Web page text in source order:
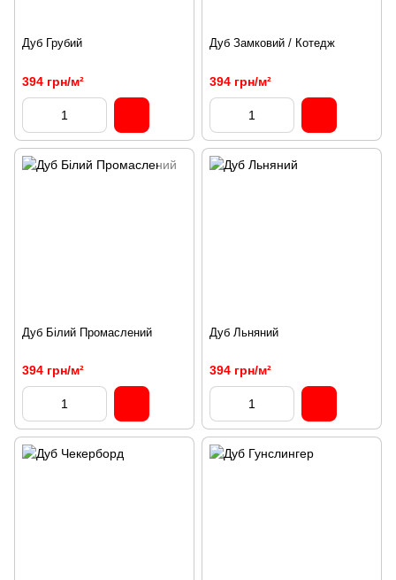
Дуб Грубий
394 грн/м²
Дуб Замковий / Котедж
394 грн/м²
Дуб Білий Промаслений
394 грн/м²
Дуб Льняний
394 грн/м²